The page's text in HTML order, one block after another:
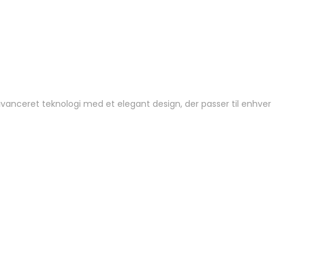
teknologi med et elegant design, der passer til enhver